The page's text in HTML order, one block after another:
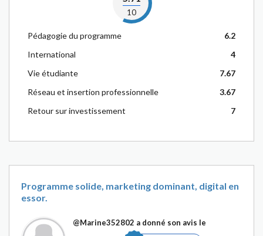
10
Pédagogie du programme
6.2
International
4
Vie étudiante
7.67
Réseau et insertion professionnelle
3.67
Retour sur investissement
7
Programme solide, marketing dominant, digital en
essor.
@Marine352802 a donné son avis le